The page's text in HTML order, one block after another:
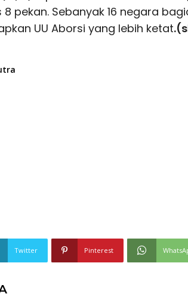
pekan. Sebanyak 16 negara
UU Aborsi yang lebih ketat
Twitter Pinterest